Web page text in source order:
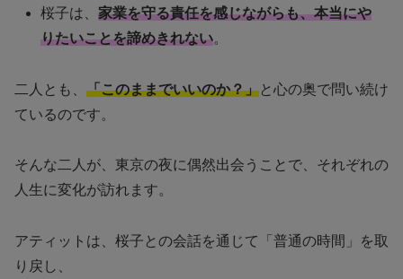
桜子は、家業を守る責任を感じながらも、本当にや
りたいことを諦めきれない。
二人とも、 「このままでいいのか？」と心の奥で問い続け
ているのです。
そんな二人が、東京の夜に偶然出会うことで、それぞれの
人生に変化が訪れます。
アティットは、桜子との会話を通じて「普通の時間」を取
り戻し、